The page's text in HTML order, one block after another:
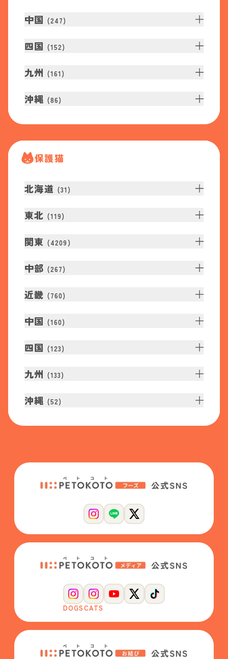
中国 (247)
四国 (152)
九州 (161 )
沖縄 (86)
保護猫
北海道 (31 )
東北 (119)
関東 (4209 )
中部 (267)
近畿 (760)
中国 (160)
四国 (123)
九州 (133)
沖縄 (52)
DOGSCATS